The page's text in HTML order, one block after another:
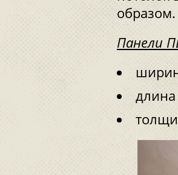
образом.
Панели
длина